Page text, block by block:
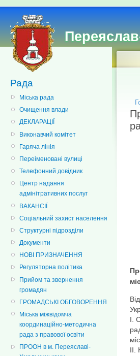
Рада
Міська рада
Очищення влади
ДЕКЛАРАЦІЇ
Виконавчий комітет
Гаряча лінія
Переіменовані вулиці
Телефонний довідник
Центр надання
адмінітративних послуг
ВАКАНСІЇ
Соціальний захист населення
Структурні підрозділи
Документи
НОВІ ПРИЗНАЧЕННЯ
Регуляторна політика
Прийом та звернення
громадян
ГРОМАДСЬКІ ОБГОВОРЕННЯ
Міська міжвідомча
координаційно-методична
рада з правової освіти
ПРООН в м. Переяславі-
І.